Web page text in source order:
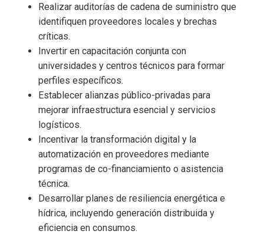
Realizar auditorías de cadena de suministro que
identifiquen proveedores locales y brechas
críticas.
Invertir en capacitación conjunta con
universidades y centros técnicos para formar
perfiles específicos.
Establecer alianzas público-privadas para
mejorar infraestructura esencial y servicios
logísticos.
Incentivar la transformación digital y la
automatización en proveedores mediante
programas de co-financiamiento o asistencia
técnica.
Desarrollar planes de resiliencia energética e
hídrica, incluyendo generación distribuida y
eficiencia en consumos.